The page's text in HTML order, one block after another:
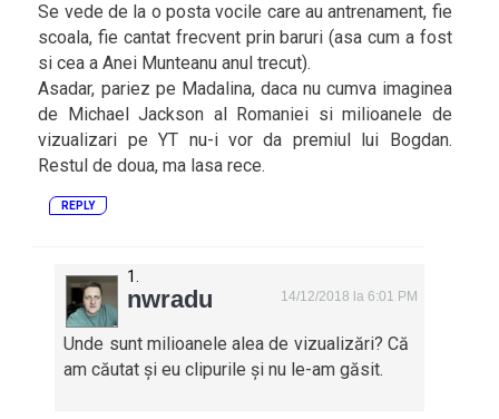
Se vede de la o posta vocile care au antrenament, fie
scoala, fie cantat frecvent prin baruri (asa cum a fost
si cea a Anei Munteanu anul trecut).
Asadar, pariez pe Madalina, daca nu cumva imaginea
de Michael Jackson al Romaniei si milioanele de
vizualizari pe YT nu-i vor da premiul lui Bogdan.
Restul de doua, ma lasa rece.
REPLY
nwradu 14/12/2018 la 6:01 PM
Unde sunt milioanele alea de vizualizări? Că
am căutat și eu clipurile și nu le-am găsit.